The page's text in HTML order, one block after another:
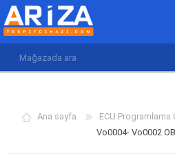
Ana sayfa ECU Programlama
Vo0004- Vo0002